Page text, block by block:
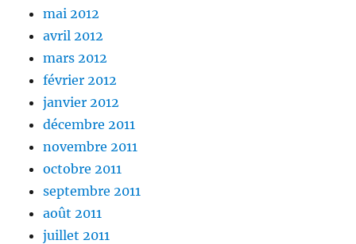
mai 2012
avril 2012
mars 2012
février 2012
janvier 2012
décembre 2011
novembre 2011
octobre 2011
septembre 2011
août 2011
juillet 2011